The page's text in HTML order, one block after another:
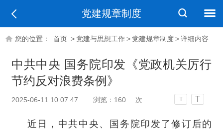
党建规章制度
您的位置： 首页 > 党建与思想工作> 党建规章制度>详细内容
中共中央 国务院印发《党政机关厉行
节约反对浪费条例》
2025-06-11 10:07:47 浏览： 160 次 T T
近日，中共中央、国务院印发了修订后的